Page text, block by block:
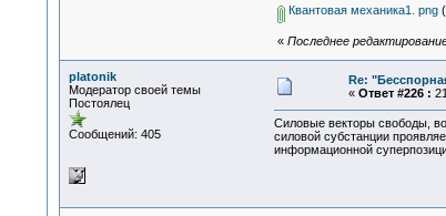
Квантовая механика1. png
« Последнее
platonik
Модератор своей темы
Постоялец
Сообщений: 405
Re:
« Ответ #226 :
Силовые векторы свободы,
силовой субстанции
информационной